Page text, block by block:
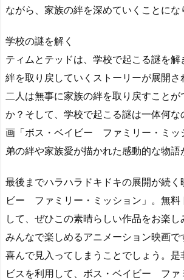
ながら、家族の絆を深めていくことにな
学校の謎を解く
ティムとテッドは、学校で起こる謎を
絆を取り戻していくストーリーが展開さ
二人は無事に家族の絆を取り戻すことが
か？そして、学校で起こる謎は一体何な
画「ボス・ベイビー ファミリー・ミッ
弟の絆や家族愛が描かれた感動的な物語
最後までハラハラドキドキの展開が続く
ビー ファミリー・ミッション」。無料
して、ぜひこの素晴らしい作品をお楽
みんなで楽しめるアニメーション映画で
喜んで見入ってしまうことでしょう。是
ビスを利用して、ボス・ベイビー ファ